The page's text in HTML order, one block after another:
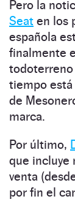
Pero la
Seat en los
española
finalmente
todoterreno
tiempo
de
marca.
Por último,
que incluye
venta
por fin el